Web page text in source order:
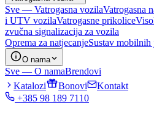
Sve — Vatrogasna vozilaVatrogasna
i UTV vozilaVatrogasne prikolice
zvučna signalizacija za vozila
Oprema za natjecanjeSustav mobilnih
O nama
Sve — O namaBrendovi
Katalozi
Bonovi
Kontakt
+385 98 189 7110